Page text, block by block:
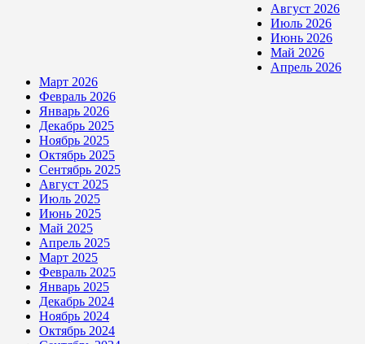
Август 2026
Июль 2026
Июнь 2026
Май 2026
Апрель 2026
Март 2026
Февраль 2026
Январь 2026
Декабрь 2025
Ноябрь 2025
Октябрь 2025
Сентябрь 2025
Август 2025
Июль 2025
Июнь 2025
Май 2025
Апрель 2025
Март 2025
Февраль 2025
Январь 2025
Декабрь 2024
Ноябрь 2024
Октябрь 2024